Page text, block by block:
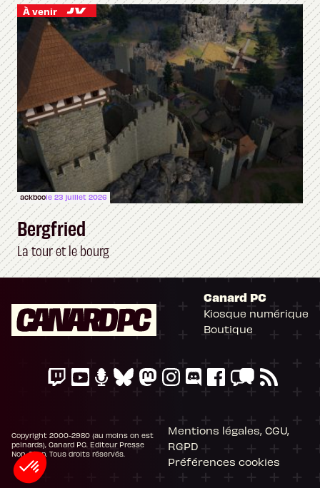
À venir
ackboole 23 juillet 2026
Bergfried
La tour et le bourg
Canard PC
Kiosque numérique
Boutique
Copyright 2000-2980 (au moins on est
peinards), Canard PC. Editeur Presse
Non-Stop. Tous droits réservés.
Mentions légales, CGU,
RGPD
Préférences cookies